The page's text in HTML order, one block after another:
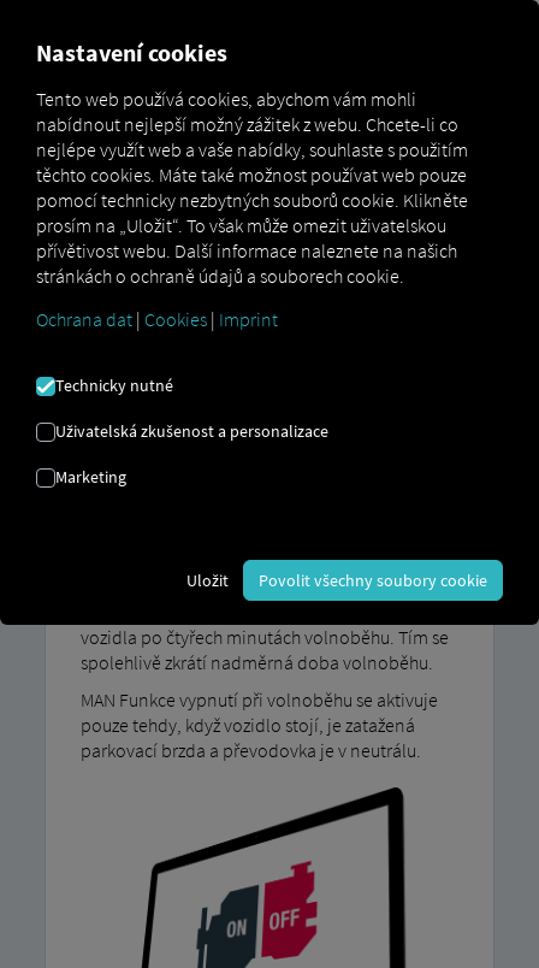
Marketplace
MAN
DigitalServices
MAN
Now
MAN
IdleShutdown
MAN
IDLESHUTDOWN
Náš MAN IdleShutdown Omezovač volnoběhu
vozidla po čtyřech minutách volnoběhu. Tím se
spolehlivě zkrátí nadměrná doba volnoběhu.
MAN Funkce vypnutí při volnoběhu se aktivuje
pouze tehdy, když vozidlo stojí, je zatažená
parkovací brzda a převodovka je v neutrálu.
Nastavení cookies
Tento web používá cookies, abychom vám mohli
nabídnout nejlepší možný zážitek z webu. Chcete-li co
nejlépe využít web a vaše nabídky, souhlaste s použitím
těchto cookies. Máte také možnost používat web pouze
pomocí technicky nezbytných souborů cookie. Klikněte
prosím na „Uložit“. To však může omezit uživatelskou
přívětivost webu. Další informace naleznete na našich
stránkách o ochraně údajů a souborech cookie.
Ochrana dat | Cookies | Imprint
Technicky nutné
Uživatelská zkušenost a personalizace
Marketing
Uložit Povolit všechny soubory cookie